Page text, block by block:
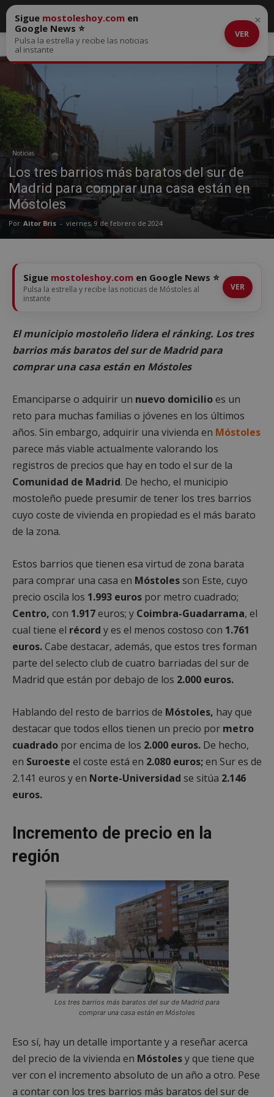
Inicio Noticias
Noticias
Los tres barrios más baratos del sur de
Madrid para comprar una casa están en
Móstoles
Por Aitor Bris - viernes, 9 de febrero de 2024
Sigue mostoleshoy.com en
Google News ⭐
Pulsa la estrella y recibe las noticias
al instante
VER
×
Sigue mostoleshoy.com en Google News ⭐
Pulsa la estrella y recibe las noticias de Móstoles al
instante
VER
El municipio mostoleño lidera el ránking. Los tres
barrios más baratos del sur de Madrid para
comprar una casa están en Móstoles
Emanciparse o adquirir un nuevo domicilioes un
reto para muchas familias o jóvenes en los últimos
años. Sin embargo, adquirir una vivienda en Móstoles
parece más viable actualmente valorando los
registros de precios que hay en todo el sur de la
Comunidad de Madrid. De hecho, el municipio
mostoleño puede presumir de tener los tres barrios
cuyo coste de vivienda en propiedad es el más barato
de la zona.
Estos barrios que tienen esa virtud de zona barata
para comprar una casa en Móstolesson Este, cuyo
precio oscila los 1.993 euros por metro cuadrado;
Centro, con 1.917euros; y Coimbra-Guadarrama, el
cual tiene el récord y es el menos costoso con 1.761
euros.Cabe destacar, además, que estos tres forman
parte del selecto club de cuatro barriadas del sur de
Madrid que están por debajo de los 2.000 euros.
Hablando del resto de barrios de Móstoles, hay que
destacar que todos ellos tienen un precio por metro
cuadrado por encima de los 2.000 euros. De hecho,
en Suroeste el coste está en 2.080 euros;en Sur es de
2.141 euros y en Norte-Universidad se sitúa 2.146
euros.
Incremento de precio en la
región
Los tres barrios más baratos del sur de Madrid para
comprar una casa están en Móstoles
Eso sí, hay un detalle importante y a reseñar acerca
del precio de la vivienda en Móstolesy que tiene que
ver con el incremento absoluto de un año a otro. Pese
a contar con los tres barrios más baratos del sur de